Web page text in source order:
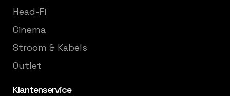
Head-Fi
Cinema
Stroom & Kabels
Outlet
Klantenservice